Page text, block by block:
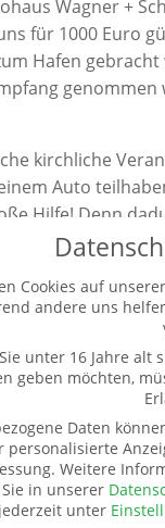
Wagner +
für 1000 Euro
Hafen
kirchliche
Auto
Hilfe! Denn
für alle Spenden!
erweitert
für
Adresse
Cookies auf
andere uns
unter 16 Jahre
geben möchten,
Daten
personalisierte
Weitere
in unserer
jederzeit unter